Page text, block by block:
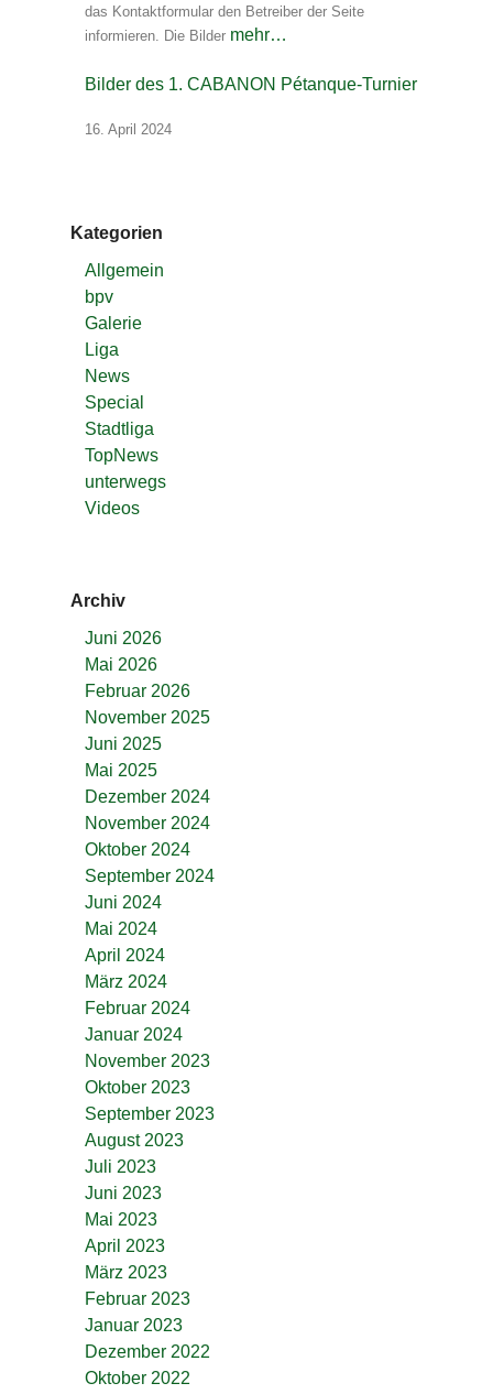
das Kontaktformular den Betreiber der Seite
informieren. Die Bilder mehr…
Bilder des 1. CABANON Pétanque-Turnier
16. April 2024
Kategorien
Allgemein
bpv
Galerie
Liga
News
Special
Stadtliga
TopNews
unterwegs
Videos
Archiv
Juni 2026
Mai 2026
Februar 2026
November 2025
Juni 2025
Mai 2025
Dezember 2024
November 2024
Oktober 2024
September 2024
Juni 2024
Mai 2024
April 2024
März 2024
Februar 2024
Januar 2024
November 2023
Oktober 2023
September 2023
August 2023
Juli 2023
Juni 2023
Mai 2023
April 2023
März 2023
Februar 2023
Januar 2023
Dezember 2022
Oktober 2022